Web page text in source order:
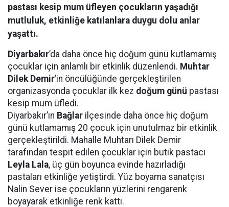
pastası kesip mum üfleyen çocukların yaşadığı
mutluluk, etkinliğe katılanlara duygu dolu anlar
yaşattı.
Diyarbakır’da daha önce hiç doğum günü kutlamamış
çocuklar için anlamlı bir etkinlik düzenlendi. Muhtar
Dilek Demir’in öncülüğünde gerçekleştirilen
organizasyonda çocuklar ilk kez doğum günü pastası
kesip mum üfledi.
Diyarbakır’ın Bağlar ilçesinde daha önce hiç doğum
günü kutlamamış 20 çocuk için unutulmaz bir etkinlik
gerçekleştirildi. Mahalle Muhtarı Dilek Demir
tarafından tespit edilen çocuklar için butik pastacı
Leyla Lala, üç gün boyunca evinde hazırladığı
pastaları etkinliğe yetiştirdi. Yüz boyama sanatçısı
Nalin Sever ise çocukların yüzlerini rengarenk
boyayarak etkinliğe renk kattı.